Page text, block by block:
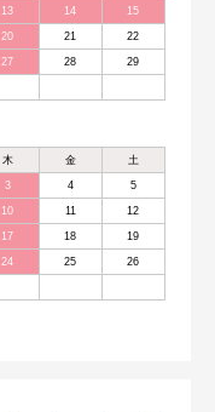
13 14 15
20 21 22
27 28 29
木 金 土
3 4 5
10 11 12
17 18 19
24 25 26